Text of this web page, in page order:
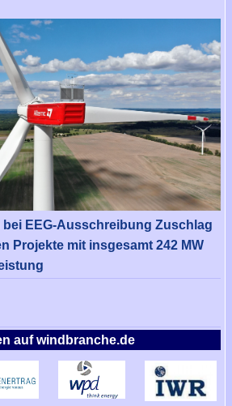
EEG-Ausschreibung Zuschlag
Projekte mit insgesamt 242 MW
auf windbranche.de